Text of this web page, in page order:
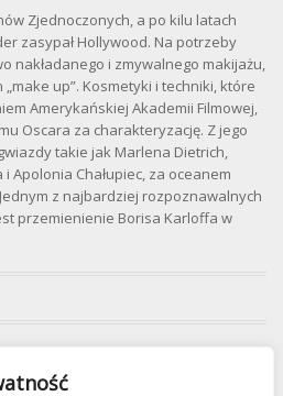
Zjednoczonych, a po kilu latach
zasypał Hollywood. Na potrzeby
nakładanego i zmywalnego makijażu,
up”. Kosmetyki i techniki, które
Amerykańskiej Akademii Filmowej,
Oscara za charakteryzację. Z jego
takie jak Marlena Dietrich,
Apolonia Chałupiec, za oceanem
z najbardziej rozpoznawalnych
przemienienie Borisa Karloffa w